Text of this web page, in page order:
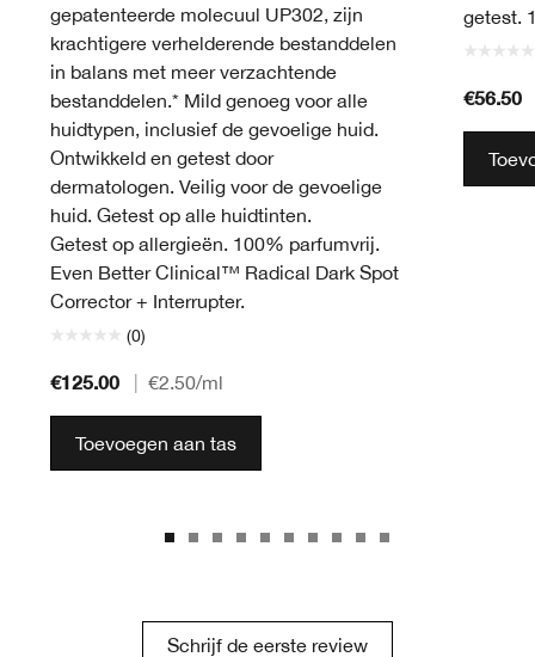
gepatenteerde molecuul UP302, zijn
krachtigere verhelderende bestanddelen
in balans met meer verzachtende
bestanddelen.* Mild genoeg voor alle
huidtypen, inclusief de gevoelige huid.
Ontwikkeld en getest door
dermatologen. Veilig voor de gevoelige
huid. Getest op alle huidtinten.
Getest op allergieën. 100% parfumvrij.
Even Better Clinical™ Radical Dark Spot
Corrector + Interrupter.
(0)
€125.00 €2.50/ml
Toevoegen aan tas
getest.
€56.50
Schrijf de eerste review